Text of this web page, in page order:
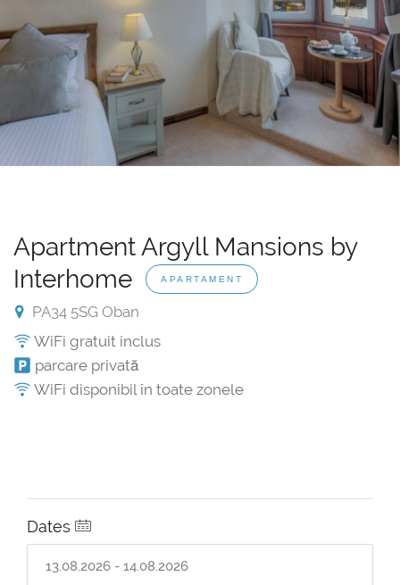
Apartment Argyll Mansions by
Interhome
APARTAMENT
PA34 5SG Oban
WiFi gratuit inclus
parcare privată
WiFi disponibil în toate zonele
Dates